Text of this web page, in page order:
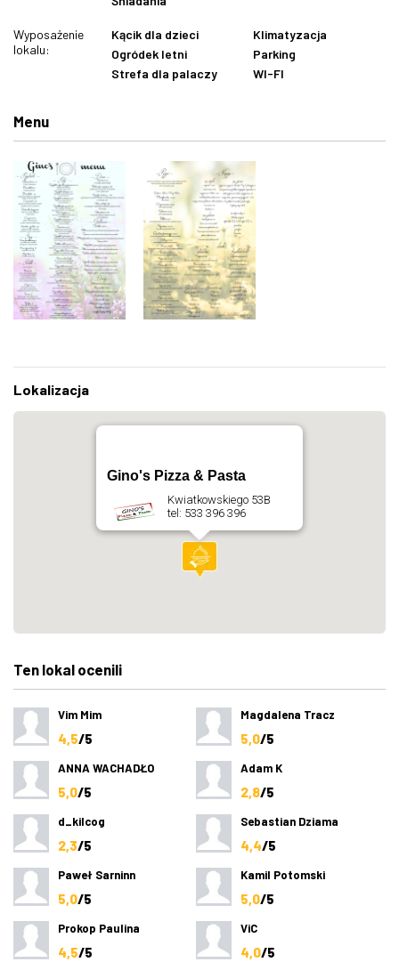
Wyposażenie
lokalu:
Kącik dla dzieci
Klimatyzacja
Ogródek letni
Parking
Strefa dla palaczy
WI-FI
Menu
Lokalizacja
Gino's Pizza & Pasta
Kwiatkowskiego 53B
tel: 533 396 396
Ten lokal ocenili
Vim Mim
4,5/5
Magdalena Tracz
5,0/5
ANNA WACHADŁO
5,0/5
Adam K
2,8/5
d_kilcog
2,3/5
Sebastian Dziama
4,4/5
Paweł Sarninn
5,0/5
Kamil Potomski
5,0/5
Prokop Paulina
4,5/5
ViC
4,0/5